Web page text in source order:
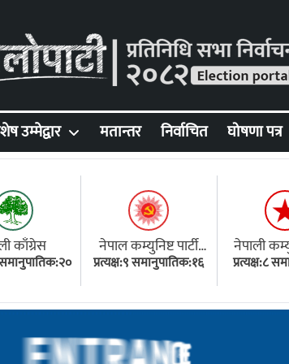
उम्मेद्वार मतान्तर निर्वाचित घोषणा पत्र
काँग्रेस
समानुपातिक:२०
नेपाल कम्युनिष्ट पार्टी
(एमाले)
प्रत्यक्ष:९ समानुपातिक:१६
नेपाली
प्रत्यक्ष:८